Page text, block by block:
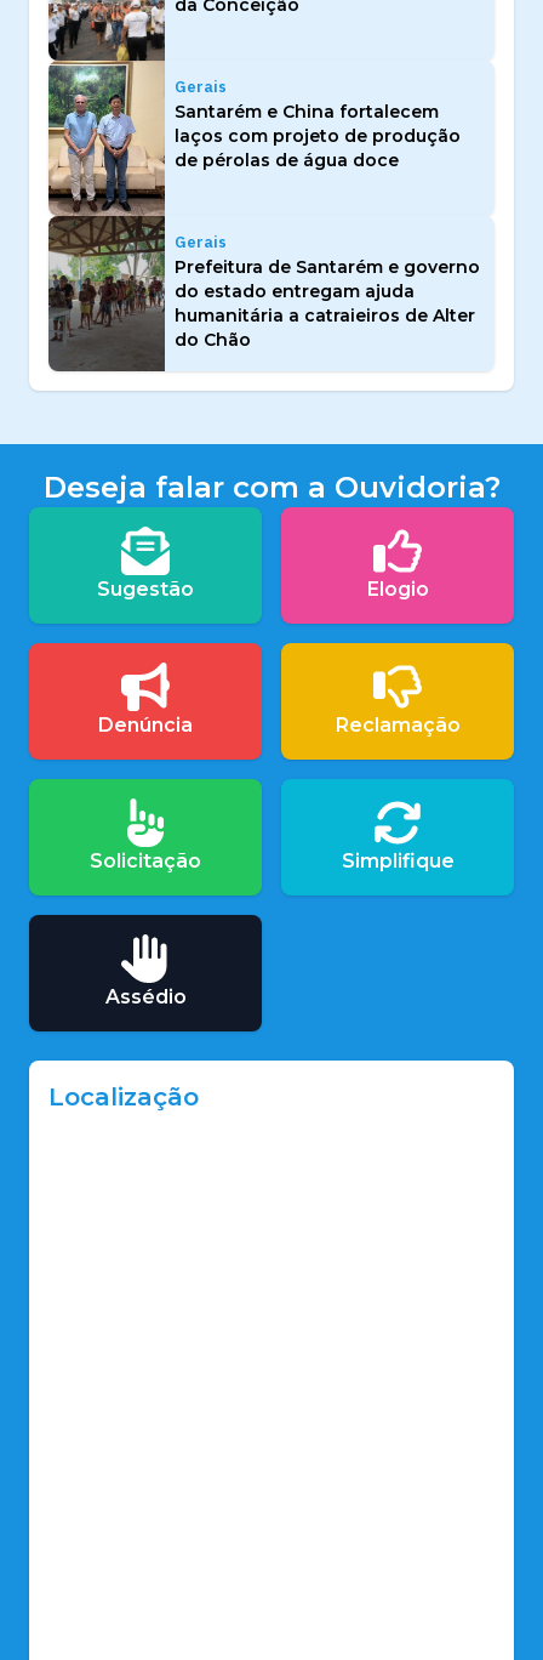
da Conceição
Gerais
Santarém e China fortalecem
laços com projeto de produção
de pérolas de água doce
Gerais
Prefeitura de Santarém e governo
do estado entregam ajuda
humanitária a catraieiros de Alter
do Chão
Deseja falar com a Ouvidoria?
Sugestão Elogio
Denúncia Reclamação
Solicitação Simplifique
Assédio
Localização